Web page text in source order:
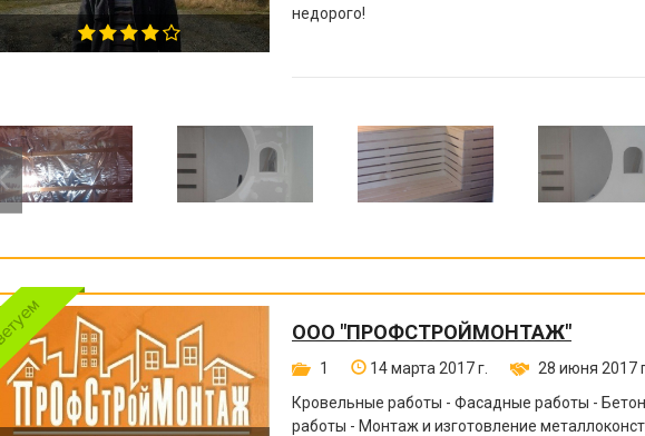
недорого!
ООО "ПРОФСТРОЙМОНТАЖ"
1 14 марта 2017 г.
28 июня 2017
Кровельные работы - Фасадные работы -
работы - Монтаж и изготовление